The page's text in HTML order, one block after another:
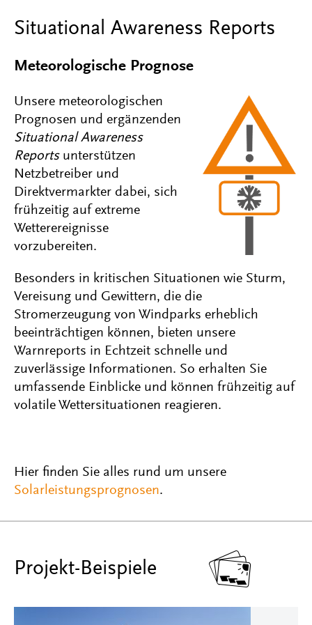
Situational Awareness Reports
Meteorologische Prognose
Unsere meteorologischen
Prognosen und ergänzenden
Situational Awareness
Reportsunterstützen
Netzbetreiber und
Direktvermarkter dabei, sich
frühzeitig auf extreme
Wetterereignisse
vorzubereiten.
Besonders in kritischen Situationen wie Sturm,
Vereisung und Gewittern, die die
Stromerzeugung von Windparks erheblich
beeinträchtigen können, bieten unsere
Warnreports in Echtzeit schnelle und
zuverlässige Informationen. So erhalten Sie
umfassende Einblicke und können frühzeitig auf
volatile Wettersituationen reagieren.
Hier finden Sie alles rund um unsere
Solarleistungsprognosen.
Projekt-Beispiele 